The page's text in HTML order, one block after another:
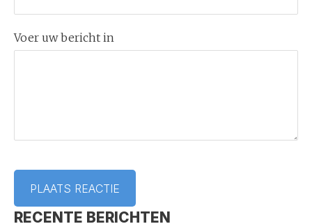
RECENTE BERICHTEN
Voer uw bericht in